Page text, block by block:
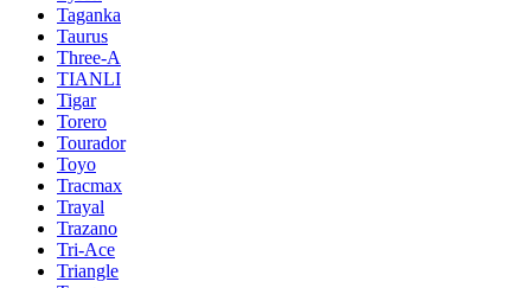
Taganka
Taurus
Three-A
TIANLI
Tigar
Torero
Tourador
Toyo
Tracmax
Trayal
Trazano
Tri-Ace
Triangle